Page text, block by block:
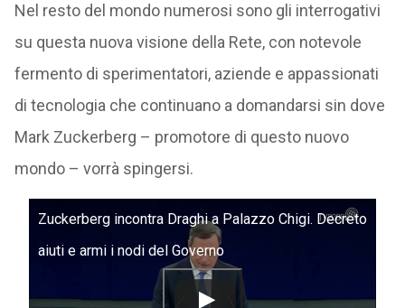
Nel resto del mondo numerosi sono gli interrogativi
su questa nuova visione della Rete, con notevole
fermento di sperimentatori, aziende e appassionati
di tecnologia che continuano a domandarsi sin dove
Mark Zuckerberg – promotore di questo nuovo
mondo – vorrà spingersi.
Zuckerberg incontra Draghi a Palazzo Chigi. Decreto
aiuti e armi i nodi del Governo